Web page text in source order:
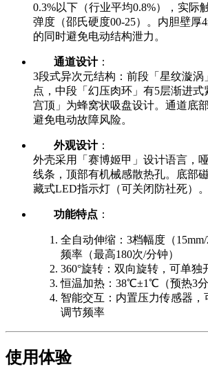
0.3%以下（行业平均0.8%），实际
弹度（邵氏硬度00-25）。内胆壁厚
的同时避免电动结构泄力。
通道设计：
3段式异次元结构：前段「星纹漩涡
点，中段「幻压肉环」有5层渐进
宫顶」为蜂窝状吸盘设计。通道底
避免电动故障风险。
外观设计：
外壳采用「赛博姬甲」设计语言，
线条，顶部有机械感散热孔。底部
藏式LED指示灯（可关闭防社死）。
功能特点 ：
全自动伸缩：3档幅度（15mm/
频率（最高180次/分钟）
360°旋转：双向旋转，可单独
恒温加热：38℃±1℃（预热3分
智能交互：内置压力传感器，
调节频率
使用体验